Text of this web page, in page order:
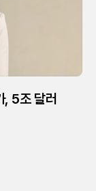
, 5조 달러